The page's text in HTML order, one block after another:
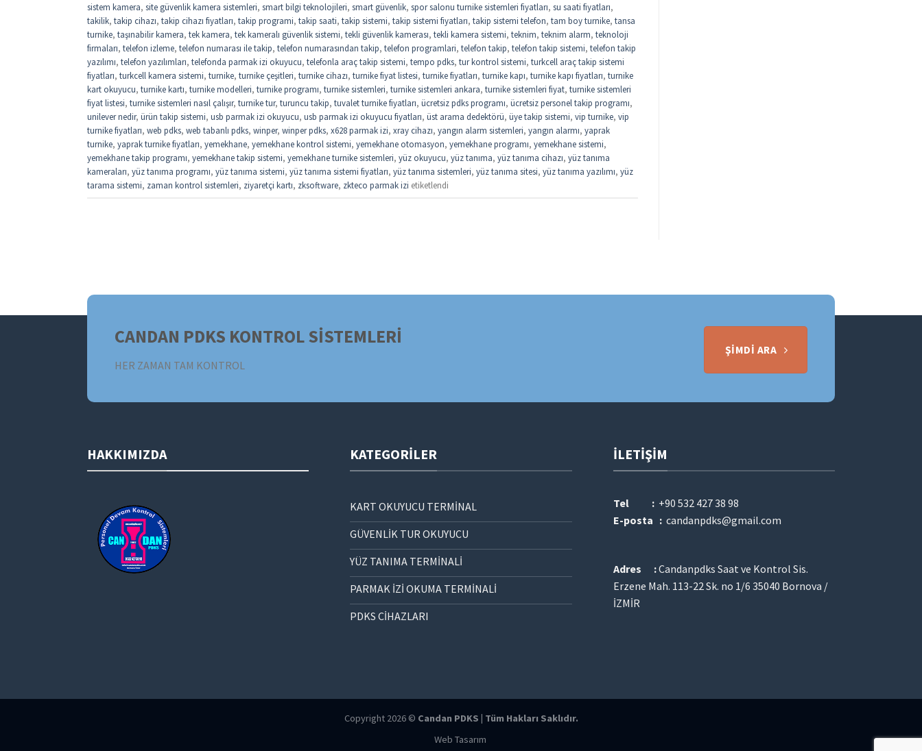
sistem kamera, site güvenlik kamera sistemleri, smart bilgi teknolojileri, smart güvenlik, spor salonu turnike sistemleri fiyatları, su saati fiyatları,
takilik, takip cihazı, takip cihazı fiyatları, takip programi, takip saati, takip sistemi, takip sistemi fiyatları, takip sistemi telefon, tam boy turnike, tansa
turnike, taşınabilir kamera, tek kamera, tek kameralı güvenlik sistemi, tekli güvenlik kamerası, tekli kamera sistemi, teknim, teknim alarm, teknoloji
firmaları, telefon izleme, telefon numarası ile takip, telefon numarasından takip, telefon programlari, telefon takip, telefon takip sistemi, telefon takip
yazılımı, telefon yazılımları, telefonda parmak izi okuyucu, telefonla araç takip sistemi, tempo pdks, tur kontrol sistemi, turkcell araç takip sistemi
fiyatları, turkcell kamera sistemi, turnike, turnike çeşitleri, turnike cihazı, turnike fiyat listesi, turnike fiyatları, turnike kapı, turnike kapı fiyatları, turnike
kart okuyucu, turnike kartı, turnike modelleri, turnike programı, turnike sistemleri, turnike sistemleri ankara, turnike sistemleri fiyat, turnike sistemleri
fiyat listesi, turnike sistemleri nasıl çalışır, turnike tur, turuncu takip, tuvalet turnike fiyatları, ücretsiz pdks programı, ücretsiz personel takip programı,
unilever nedir, ürün takip sistemi, usb parmak izi okuyucu, usb parmak izi okuyucu fiyatları, üst arama dedektörü, üye takip sistemi, vip turnike, vip
turnike fiyatları, web pdks, web tabanlı pdks, winper, winper pdks, x628 parmak izi, xray cihazı, yangın alarm sistemleri, yangın alarmı, yaprak
turnike, yaprak turnike fiyatları, yemekhane, yemekhane kontrol sistemi, yemekhane otomasyon, yemekhane programı, yemekhane sistemi,
yemekhane takip programı, yemekhane takip sistemi, yemekhane turnike sistemleri, yüz okuyucu, yüz tanıma, yüz tanıma cihazı, yüz tanıma
kameraları, yüz tanıma programı, yüz tanıma sistemi, yüz tanıma sistemi fiyatları, yüz tanıma sistemleri, yüz tanıma sitesi, yüz tanıma yazılımı, yüz
tarama sistemi, zaman kontrol sistemleri, ziyaretçi kartı, zksoftware, zkteco parmak izi etiketlendi
CANDAN PDKS KONTROL SİSTEMLERİ
HER ZAMAN TAM KONTROL
ŞIMDI ARA
HAKKIMIZDA KATEGORILER
KART OKUYUCU TERMİNAL
GÜVENLİK TUR OKUYUCU
YÜZ TANIMA TERMİNALİ
PARMAK İZİ OKUMA TERMİNALİ
PDKS CİHAZLARI
İLETIŞIM
Tel : +90 532 427 38 98
E-posta : candanpdks@gmail.com
Adres :Candanpdks Saat ve Kontrol Sis.
Erzene Mah. 113-22 Sk. no 1/6 35040 Bornova /
İZMİR
Copyright 2026 © Candan PDKS | Tüm Hakları Saklıdır.
Web Tasarım